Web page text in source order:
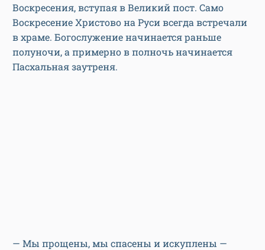
Воскресения, вступая в Великий пост. Само
Воскресение Христово на Руси всегда встречали
в храме. Богослужение начинается раньше
полуночи, а примерно в полночь начинается
Пасхальная заутреня.
— Мы прощены, мы спасены и ис­куплены —